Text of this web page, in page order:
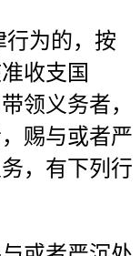
为的，按
收支国
领义务者，
赐与或者严
，有下列行